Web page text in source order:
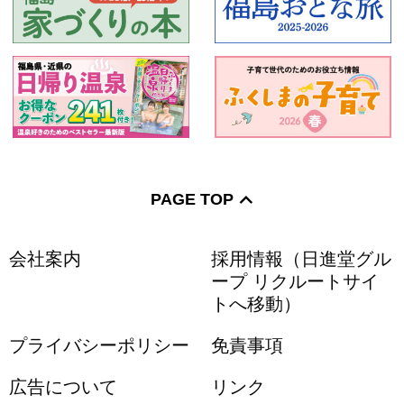
PAGE TOP
会社案内
採用情報（日進堂グル
ープ リクルートサイ
トへ移動）
プライバシーポリシー 免責事項
広告について リンク